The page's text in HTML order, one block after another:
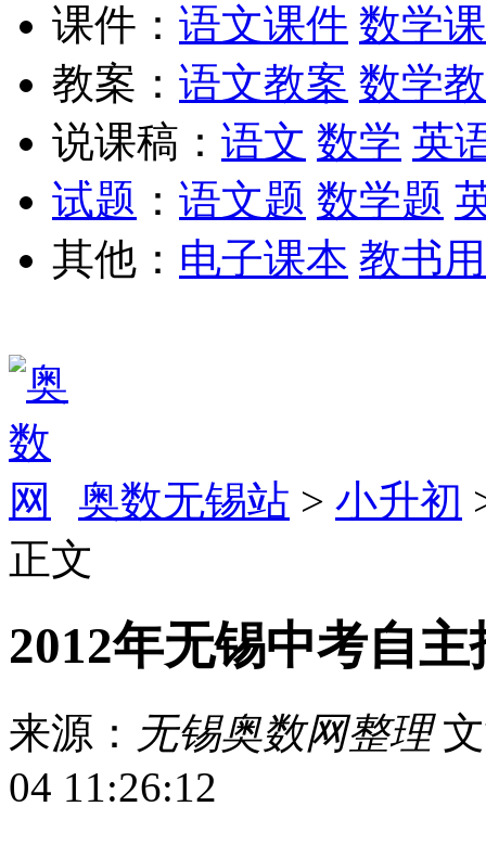
课件： 语文课件 数学
教案： 语文教案 数学
说课稿： 语文 数学 英
试题 ： 语文题 数学题
其他： 电子课本 教书
奥数无锡站 > 小升初
正文
2012年无锡中考自
来源： 无锡奥数网整理文
04 11:26:12